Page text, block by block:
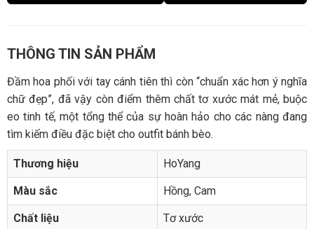
THÔNG TIN SẢN PHẨM
Đầm hoa phối với tay cánh tiên thì còn “chuẩn xác hơn ý nghĩa
chữ đẹp”, đã vậy còn điểm thêm chất tơ xước mát mẻ, buộc
eo tinh tế, một tổng thể của sự hoàn hảo cho các nàng đang
tìm kiếm điều đặc biệt cho outfit bánh bèo.
Thương hiệu HoYang
Màu sắc Hồng, Cam
Chất liệu Tơ xước